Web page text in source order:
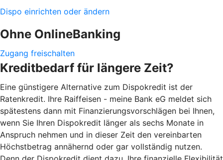
Dispo einrichten oder ändern
Ohne OnlineBanking
Zugang freischalten
Kreditbedarf für längere Zeit?
Eine günstigere Alternative zum Dispokredit ist der
Ratenkredit. Ihre Raiffeisen - meine Bank eG meldet sich
spätestens dann mit Finanzierungsvorschlägen bei Ihnen,
wenn Sie Ihren Dispokredit länger als sechs Monate in
Anspruch nehmen und in dieser Zeit den vereinbarten
Höchstbetrag annähernd oder gar vollständig nutzen.